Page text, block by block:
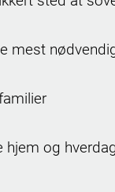
mest
og hverdag